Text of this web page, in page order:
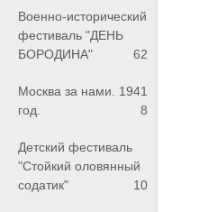
Военно-исторический
фестиваль "ДЕНЬ
БОРОДИНА"
62
Москва за нами. 1941
год.
8
Детский фестиваль
"Стойкий оловянный
содатик"
10